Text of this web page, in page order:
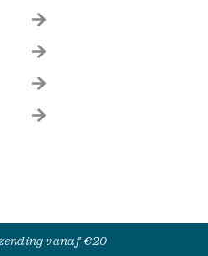
vanaf €20